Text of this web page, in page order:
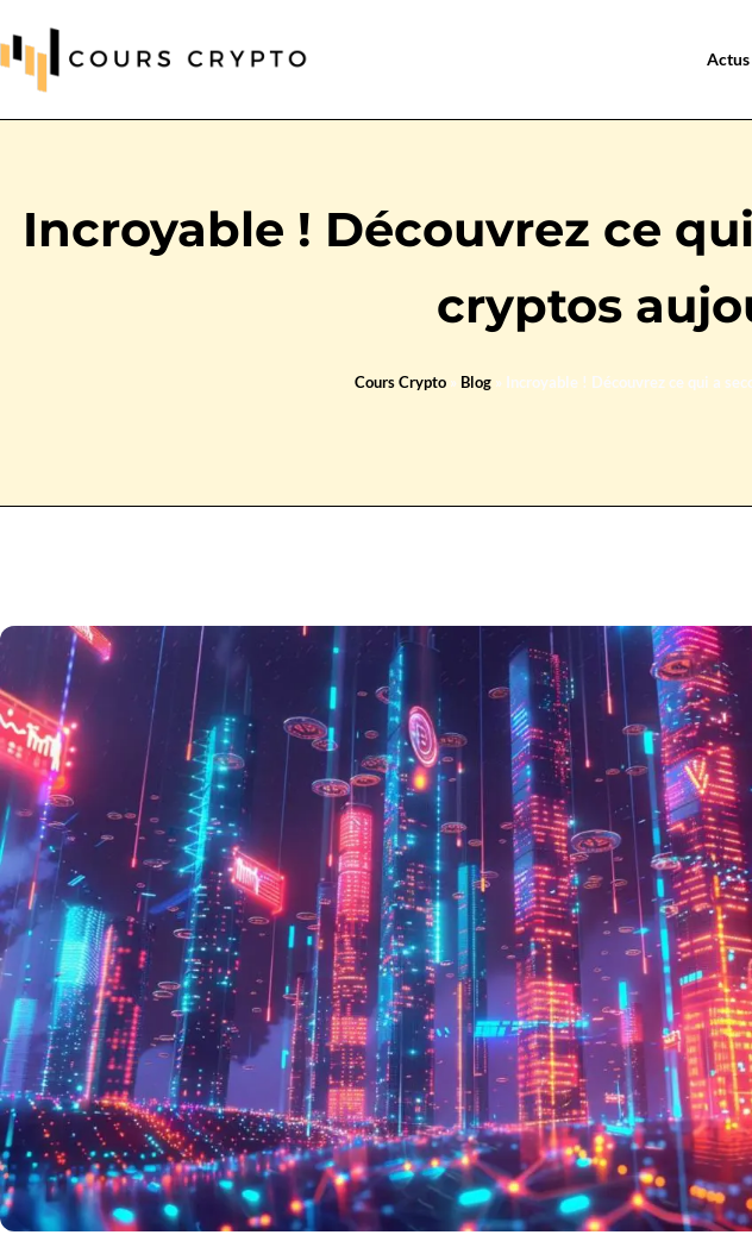
Actus
Incroyable ! Découvrez ce
cryptos
Cours Crypto » Blog » Incroyable ! Découvrez ce qui a